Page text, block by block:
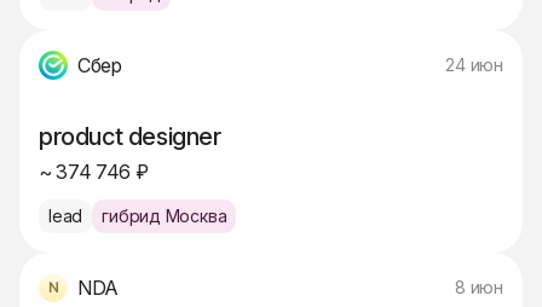
Сбер 24 июн
product designer
~ 374 746 ₽
lead гибрид Москва
NDA 8 июн